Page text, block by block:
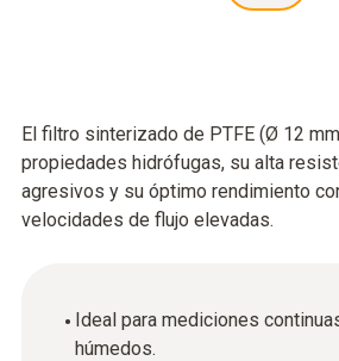
El filtro sinterizado de PTFE (Ø 12
propiedades hidrófugas, su alta
agresivos y su óptimo rendimiento
velocidades de flujo elevadas.
Ideal para mediciones
húmedos.